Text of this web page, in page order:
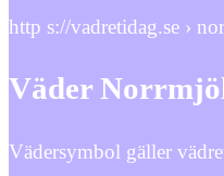
http s://vadretidag.se ›
Väder
Vädersymbol gäller